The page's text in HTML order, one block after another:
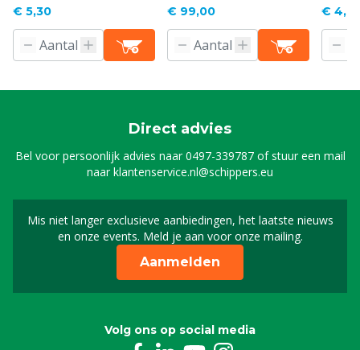
€ 5,30 € 99,00 € 4,61
Direct advies
Bel voor persoonlijk advies naar0497-339787of stuur een mail
naarklantenservice.nl@schippers.eu
Mis niet langer exclusieve aanbiedingen, het laatste nieuws
en onze events. Meld je aan voor onze mailing.
Schrijf je in voor onze
Aanmelden
Volg ons op social media